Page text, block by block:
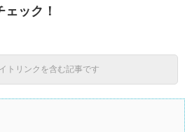
ェック！
トリンクを含む記事です